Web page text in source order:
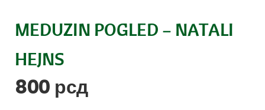
MEDUZIN POGLED – NATALI
HEJNS
800 рсд